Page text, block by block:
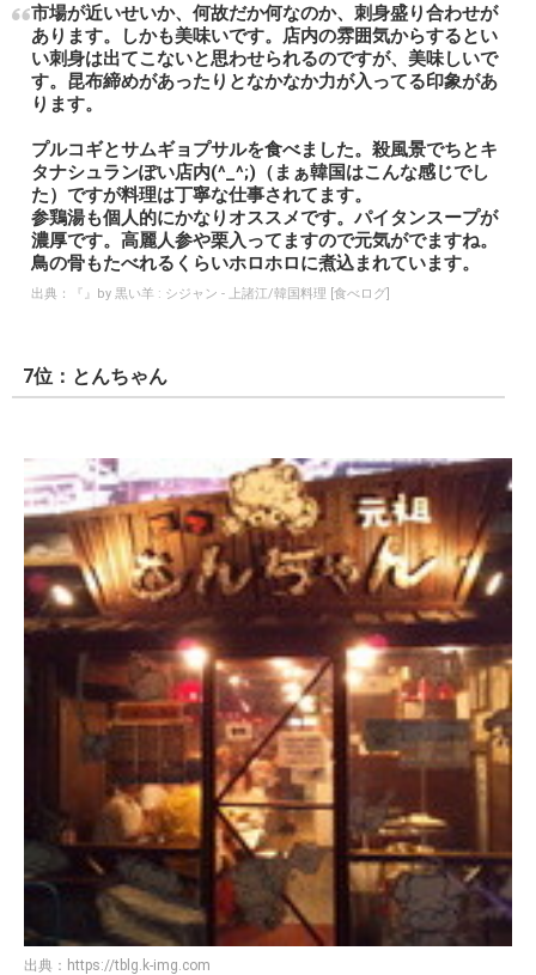
市場が近いせいか、何故だか何なのか、刺身盛り合わせが
あります。しかも美味いです。店内の雰囲気からするとい
い刺身は出てこないと思わせられるのですが、美味しいで
す。昆布締めがあったりとなかなか力が入ってる印象があ
ります。
プルコギとサムギョプサルを食べました。殺風景でちとキ
タナシュランぽい店内(^_^;)（まぁ韓国はこんな感じでし
た）ですが料理は丁寧な仕事されてます。
参鶏湯も個人的にかなりオススメです。パイタンスープが
濃厚です。高麗人参や栗入ってますので元気がでますね。
鳥の骨もたべれるくらいホロホロに煮込まれています。
出典： 『』by 黒い羊 : シジャン - 上諸江/韓国料理 [食べログ]
7位：とんちゃん
出典： https://tblg.k-img.com